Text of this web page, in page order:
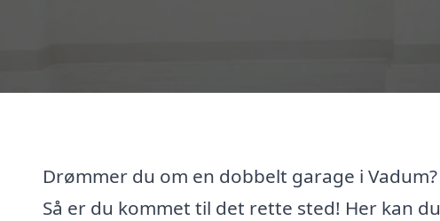
Drømmer du om en dobbelt garage i Vadum?
Så er du kommet til det rette sted! Her kan du